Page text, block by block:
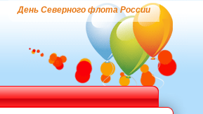
День Северного флота России